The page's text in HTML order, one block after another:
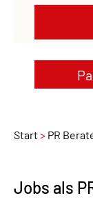
Start PR
Jobs als